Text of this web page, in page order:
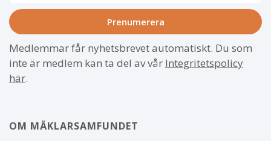
Medlemmar får nyhetsbrevet automatiskt. Du som
inte är medlem kan ta del av vår Integritetspolicy
här.
OM MÄKLARSAMFUNDET